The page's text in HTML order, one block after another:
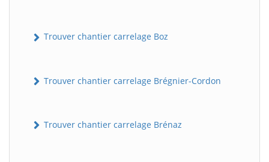
Trouver chantier carrelage Boz
Trouver chantier carrelage Brégnier-Cordon
Trouver chantier carrelage Brénaz